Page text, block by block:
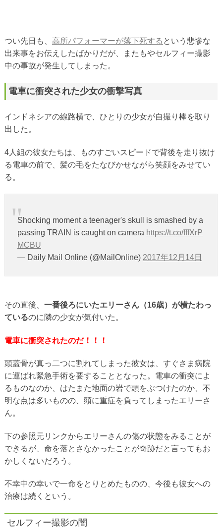
つい先日も、 高所パフォーマーが落下死する という悲惨な
出来事をお伝えしたばかりだが、またもやセルフィー撮影
中の事故が発生してしまった。
電車に衝突された少女の衝撃写真
インドネシアの線路横で、ひとりの少女が自撮り棒を取り
出した。
4人組の彼女たちは、ものすごいスピードで背後を走り抜け
る電車の前で、髪の毛をたなびかせながら笑顔をみせてい
る。
Shocking moment a teenager's skull is smashed by a
passing TRAIN is caught on camera https://t.co/fffXrP
MCBU
— Daily Mail Online (@MailOnline) 2017年12月14日
その直後、 一番後ろにいたエリーさん（16歳）が横たわっ
ているのに隣の少女が気付いた。
電車に衝突されたのだ！！！
頭蓋骨が真っ二つに割れてしまった彼女は、すぐさま病院
に運ばれ緊急手術を要することとなった。電車の衝突によ
るものなのか、はたまた地面の岩で頭をぶつけたのか、不
明な点は多いものの、頭に重症を負ってしまったエリーさ
ん。
下の参照元リンクからエリーさんの傷の状態をみることが
できるが、命を落とさなかったことが奇跡だと言ってもお
かしくないだろう。
不幸中の幸いで一命をとりとめたものの、今後も彼女への
治療は続くという。
セルフィー撮影の闇